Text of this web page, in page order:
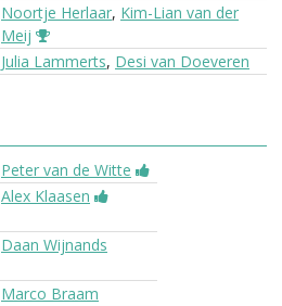
Noortje Herlaar, Kim-Lian van der
Meij
Julia Lammerts, Desi van Doeveren
Peter van de Witte
Alex Klaasen
Daan Wijnands
Marco Braam